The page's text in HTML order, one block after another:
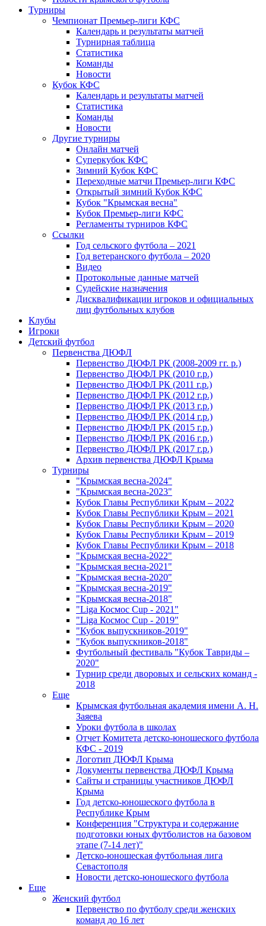
Турниры
Чемпионат Премьер-лиги КФС
Календарь и результаты матчей
Турнирная таблица
Статистика
Команды
Новости
Кубок КФС
Календарь и результаты матчей
Статистика
Команды
Новости
Другие турниры
Онлайн матчей
Суперкубок КФС
Зимний Кубок КФС
Переходные матчи Премьер-лиги КФС
Открытый зимний Кубок КФС
Кубок "Крымская весна"
Кубок Премьер-лиги КФС
Регламенты турниров КФС
Ссылки
Год сельского футбола – 2021
Год ветеранского футбола – 2020
Видео
Протокольные данные матчей
Судейские назначения
Дисквалификации игроков и официальных
лиц футбольных клубов
Клубы
Игроки
Детский футбол
Первенства ДЮФЛ
Первенство ДЮФЛ РК (2008-2009 гг. р.)
Первенство ДЮФЛ РК (2010 г.р.)
Первенство ДЮФЛ РК (2011 г.р.)
Первенство ДЮФЛ РК (2012 г.р.)
Первенство ДЮФЛ РК (2013 г.р.)
Первенство ДЮФЛ РК (2014 г.р.)
Первенство ДЮФЛ РК (2015 г.р.)
Первенство ДЮФЛ РК (2016 г.р.)
Первенство ДЮФЛ РК (2017 г.р.)
Архив первенства ДЮФЛ Крыма
Турниры
"Крымская весна-2024"
"Крымская весна-2023"
Кубок Главы Республики Крым – 2022
Кубок Главы Республики Крым – 2021
Кубок Главы Республики Крым – 2020
Кубок Главы Республики Крым – 2019
Кубок Главы Республики Крым – 2018
"Крымская весна-2022"
"Крымская весна-2021"
"Крымская весна-2020"
"Крымская весна-2019"
"Крымская весна-2018"
"Liga Космос Cup - 2021"
"Liga Космос Cup - 2019"
"Кубок выпускников-2019"
"Кубок выпускников-2018"
Футбольный фестиваль "Кубок Тавриды –
2020"
Турнир среди дворовых и сельских команд -
2018
Еще
Крымская футбольная академия имени А. Н.
Заяева
Уроки футбола в школах
Отчет Комитета детско-юношеского футбола
КФС - 2019
Логотип ДЮФЛ Крыма
Документы первенства ДЮФЛ Крыма
Сайты и страницы участников ДЮФЛ
Крыма
Год детско-юношеского футбола в
Республике Крым
Конференция "Структура и содержание
подготовки юных футболистов на базовом
этапе (7-14 лет)"
Детско-юношеская футбольная лига
Севастополя
Новости детско-юношеского футбола
Еще
Женский футбол
Первенство по футболу среди женских
команд до 16 лет